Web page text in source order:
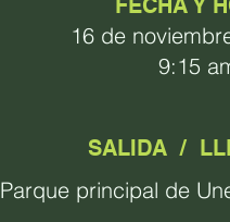
FECHA Y
16 de
9:15
SALIDA /
Parque principal de